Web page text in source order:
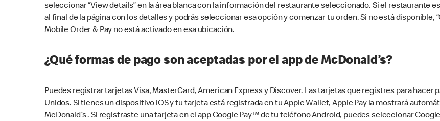
seleccionar “View details” en la área blanca con la información del restaurante seleccionado. Si el restaurante
al final de la página con los detalles y podrás seleccionar esa opción y comenzar tu orden. Si no está disponible,
Mobile Order & Pay no está activado en esa ubicación.
¿Qué formas de pago son aceptadas por el app de McDonald’s?
Puedes registrar tarjetas Visa, MasterCard, American Express y Discover. Las tarjetas que registres para hacer
Unidos. Si tienes un dispositivo iOS y tu tarjeta está registrada en tu Apple Wallet, Apple Pay la mostrará
McDonald’s . Si registraste una tarjeta en el app Google Pay™ de tu teléfono Android, puedes seleccionar